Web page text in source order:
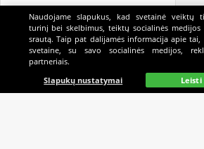
Pagrindinis Gyvai Paieška
Naudojame slapukus, kad svetainė veiktų
turinį bei skelbimus, teiktų socialinės
srautą. Taip pat dalijamės informacija apie
svetaine, su savo socialinės medijos,
partneriais.
Slapukų nustatymai
Leisti